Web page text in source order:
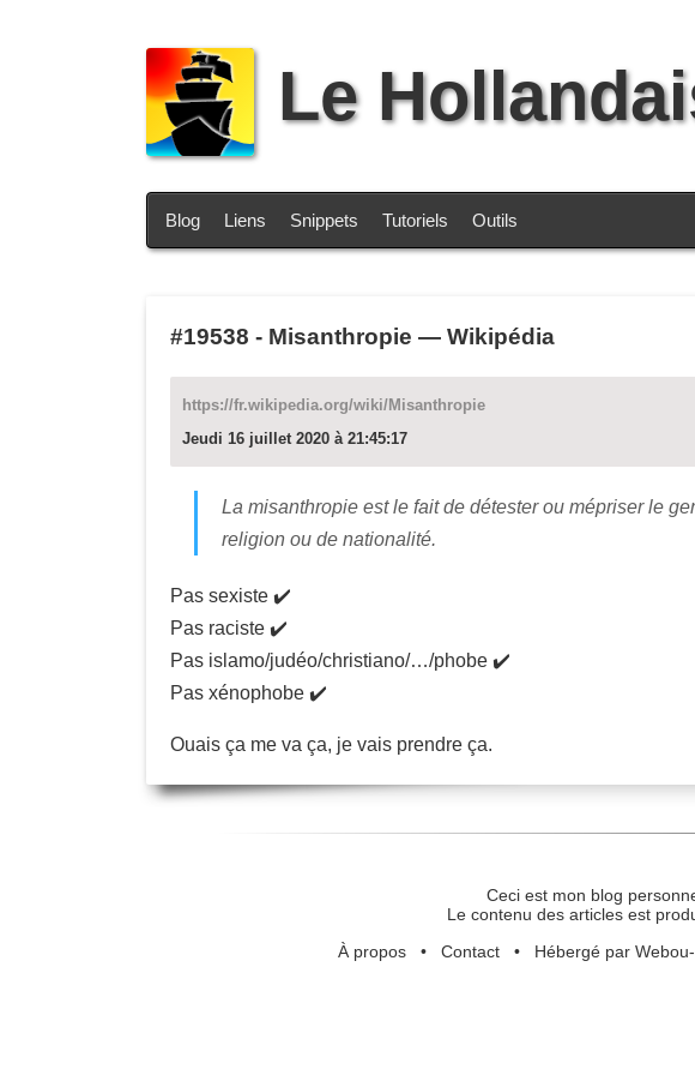
Le
Blog Liens Snippets Tutoriels Outils
#19538 - Misanthropie — Wikipédia
https://fr.wikipedia.org/wiki/Misanthropie
Jeudi 16 juillet 2020 à 21:45:17
La misanthropie est le fait de détester ou mépriser le
religion ou de nationalité.
Pas sexiste ✔️
Pas raciste ✔️
Pas islamo/judéo/christiano/…/phobe ✔️
Pas xénophobe ✔️
Ouais ça me va ça, je vais prendre ça.
Ceci est mon blog
Le contenu des articles est
À propos• Contact• Hébergé par